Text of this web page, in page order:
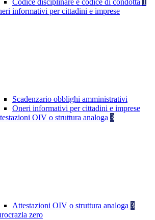
Codice disciplinare e codice di condotta 1
informativi per cittadini e imprese
Scadenzario obblighi amministrativi
Oneri informativi per cittadini e imprese
OIV o struttura analoga 3
Attestazioni OIV o struttura analoga 3
zero